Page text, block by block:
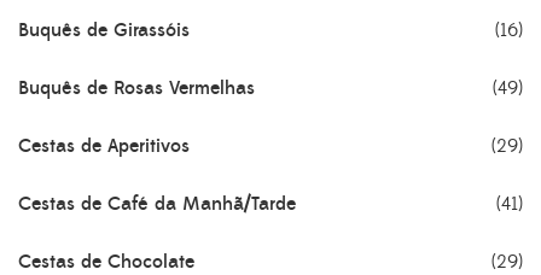
Buquês de Girassóis (16)
Buquês de Rosas Vermelhas (49)
Cestas de Aperitivos (29)
Cestas de Café da Manhã/Tarde (41)
Cestas de Chocolate (29)